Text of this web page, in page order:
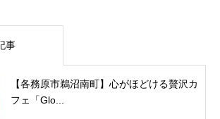
事
【各務原市鵜沼南町】心がほどける贅沢カ
フェ「Glo...